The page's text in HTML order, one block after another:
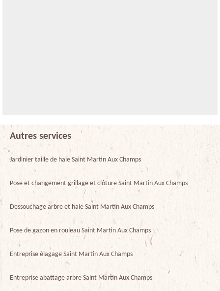
Autres services
Jardinier taille de haie Saint Martin Aux Champs
Pose et changement grillage et clôture Saint Martin Aux Champs
Dessouchage arbre et haie Saint Martin Aux Champs
Pose de gazon en rouleau Saint Martin Aux Champs
Entreprise élagage Saint Martin Aux Champs
Entreprise abattage arbre Saint Martin Aux Champs